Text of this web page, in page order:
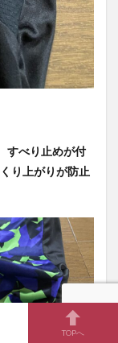
すべり止めが付
り上がりが防止
TOPへ